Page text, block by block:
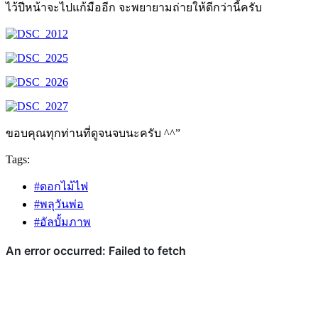
ไว้ปีหน้าจะไปแก้มืออีก จะพยายามถ่ายให้ดีกว่านี้ครับ
ขอบคุณทุกท่านที่ดูจนจบนะครับ ^^”
Tags:
#ดอกไม้ไฟ
#พลุวันพ่อ
#อัลบั้มภาพ